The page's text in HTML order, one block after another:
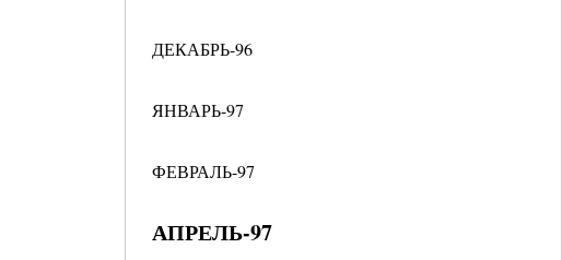
ДЕКАБРЬ-96
ЯНВАРЬ-97
ФЕВРАЛЬ-97
АПРЕЛЬ-97